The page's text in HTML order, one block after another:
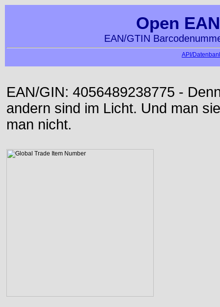
Open
EAN/GTIN
API/
EAN/GIN: 4056489238775 -
andern sind im Licht. Und man
man nicht.